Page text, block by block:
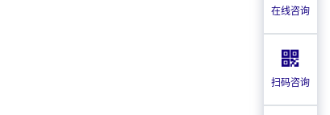
在线咨询
扫码咨询